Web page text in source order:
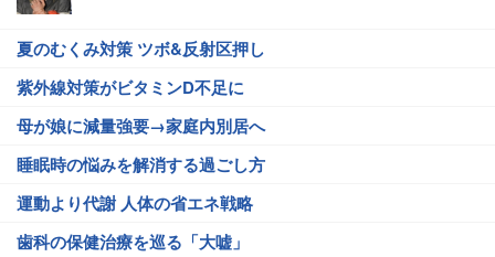
夏のむくみ対策 ツボ&反射区押し
紫外線対策がビタミンD不足に
母が娘に減量強要→家庭内別居へ
睡眠時の悩みを解消する過ごし方
運動より代謝 人体の省エネ戦略
歯科の保健治療を巡る「大嘘」